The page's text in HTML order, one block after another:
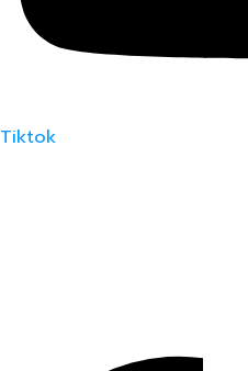
Tiktok